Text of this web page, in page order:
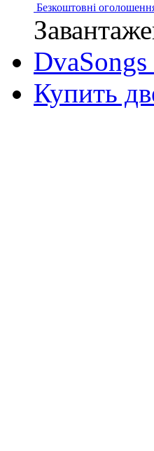
Безкоштовні
Купить